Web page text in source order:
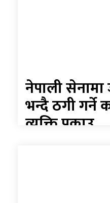
नेपाली
भन्दै ठगी गर्ने
व्यक्ति पक्राउ